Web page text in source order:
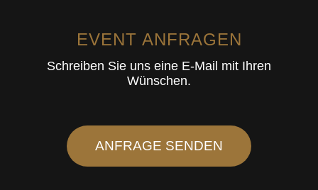
EVENT ANFRAGEN
Schreiben Sie uns eine E-Mail mit Ihren
Wünschen.
ANFRAGE SENDEN